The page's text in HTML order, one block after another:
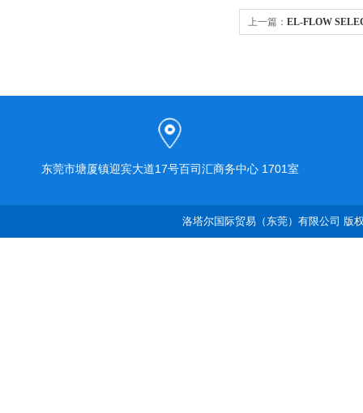
上一篇： EL-FLOW
东莞市塘厦镇迎宾大道17号百司汇商务中心 1701室
洛塔尔国际贸易（东莞）有限公司 版